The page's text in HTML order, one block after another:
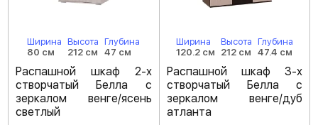
Ширина
80 см
Высота
212 см
Глубина
47 см
Распашной шкаф 2-х
створчатый Белла с
зеркалом венге/ясень
светлый
Ширина
120.2 см
Высота
212 см
Глубина
47.4 см
Распашной шкаф 3-х
створчатый Белла с
зеркалом венге/дуб
атланта